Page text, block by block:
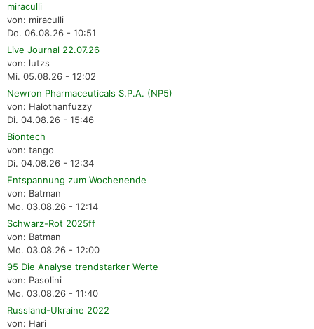
miraculli
von: miraculli
Do. 06.08.26 - 10:51
Live Journal 22.07.26
von: lutzs
Mi. 05.08.26 - 12:02
Newron Pharmaceuticals S.P.A. (NP5)
von: Halothanfuzzy
Di. 04.08.26 - 15:46
Biontech
von: tango
Di. 04.08.26 - 12:34
Entspannung zum Wochenende
von: Batman
Mo. 03.08.26 - 12:14
Schwarz-Rot 2025ff
von: Batman
Mo. 03.08.26 - 12:00
95 Die Analyse trendstarker Werte
von: Pasolini
Mo. 03.08.26 - 11:40
Russland-Ukraine 2022
von: Hari